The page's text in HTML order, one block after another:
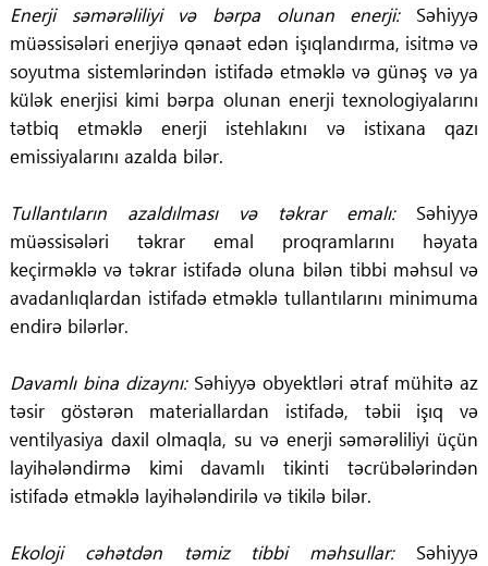
Enerji səmərəliliyi və bərpa olunan enerji:Səhiyyə
müəssisələri enerjiyə qənaət edən işıqlandırma, isitmə və
soyutma sistemlərindən istifadə etməklə və günəş və ya
külək enerjisi kimi bərpa olunan enerji texnologiyalarını
tətbiq etməklə enerji istehlakını və istixana qazı
emissiyalarını azalda bilər.
Tullantıların azaldılması və təkrar emalı:Səhiyyə
müəssisələri təkrar emal proqramlarını həyata
keçirməklə və təkrar istifadə oluna bilən tibbi məhsul və
avadanlıqlardan istifadə etməklə tullantılarını minimuma
endirə bilərlər.
Davamlı bina dizaynı:Səhiyyə obyektləri ətraf mühitə az
təsir göstərən materiallardan istifadə, təbii işıq və
ventilyasiya daxil olmaqla, su və enerji səmərəliliyi üçün
layihələndirmə kimi davamlı tikinti təcrübələrindən
istifadə etməklə layihələndirilə və tikilə bilər.
Ekoloji cəhətdən təmiz tibbi məhsullar:Səhiyyə